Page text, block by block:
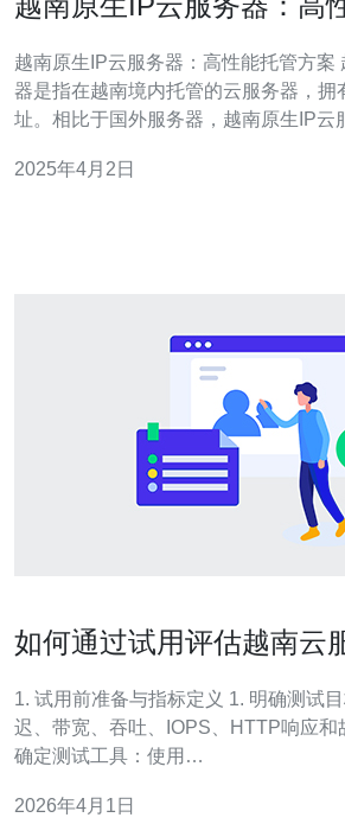
越南原生IP云服务器：高性能托管方案 越南原生IP云服务
器是指在越南境内托管的云服务器，拥
址。相比于国外服务器，越南原生IP云
越南原生IP云服务器提供高性能托管方
2025年4月2日
如何通过试用评估越南云
1. 试用前准备与指标定义 1. 明确测试目标：包括网络延
迟、带宽、吞吐、IOPS、HTTP响应和
确定测试工具：使用
SLA与响应阈值：如工单首次响应≤30
2026年4月1日